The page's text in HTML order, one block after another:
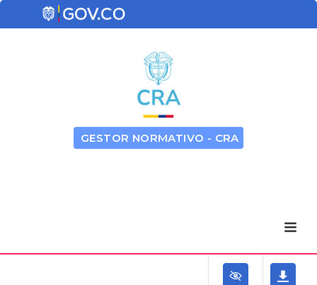
GESTOR NORMATIVO - CRA